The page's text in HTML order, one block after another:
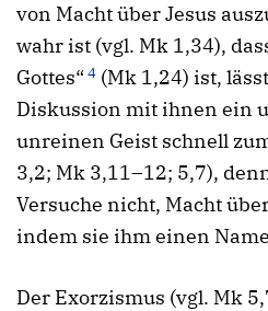
von Macht über Jesus
wahr ist (vgl. Mk 1,34),
Gottes“4 (Mk 1,24) ist,
Diskussion mit ihnen ein
unreinen Geist schnell
3,2; Mk 3,11–12; 5,7),
Versuche nicht, Macht
indem sie ihm einen
Der Exorzismus (vgl. Mk